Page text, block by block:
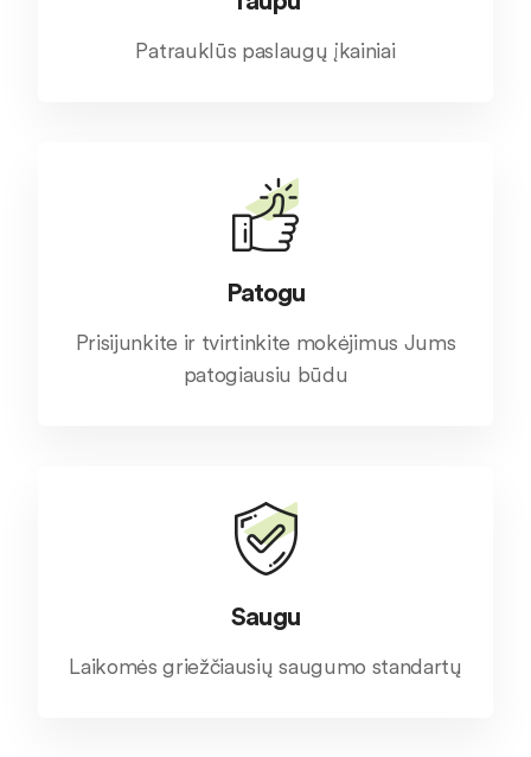
Patrauklūs paslaugų įkainiai
Patogu
Prisijunkite ir tvirtinkite mokėjimus Jums
patogiausiu būdu
Saugu
Laikomės griežčiausių saugumo standartų